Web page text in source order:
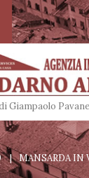
Giampaolo
MANSARDA IN